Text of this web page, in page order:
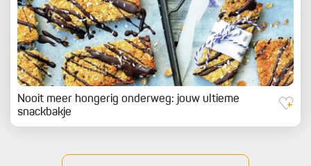
Nooit meer hongerig onderweg: jouw ultieme
snackbakje